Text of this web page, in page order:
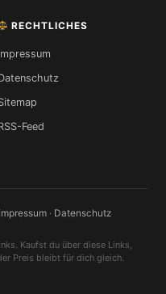
RECHTLICHES
Feed
Impressum · Datenschutz
Kaufst du über diese Links,
Preis bleibt für dich gleich.